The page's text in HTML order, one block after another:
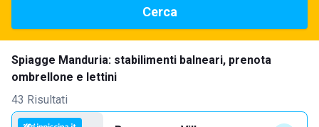
Cerca
Spiagge Manduria: stabilimenti balneari, prenota
ombrellone e lettini
43 Risultati